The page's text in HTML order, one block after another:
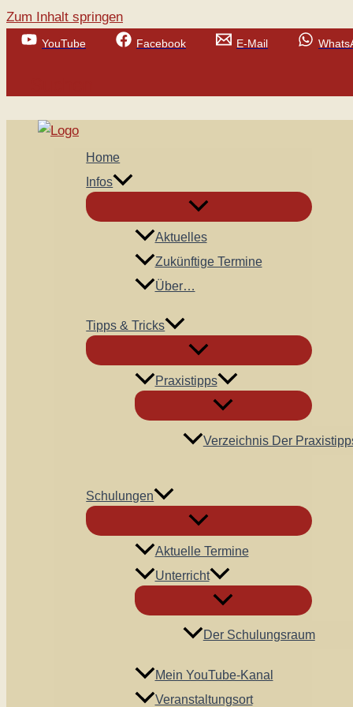
Zum Inhalt springen
YouTube Facebook E-Mail
Home
Infos
Aktuelles
Zukünftige Termine
Über…
Tipps & Tricks
Praxistipps
Verzeichnis Der
Schulungen
Aktuelle Termine
Unterricht
Der Schulungsraum
Mein YouTube-Kanal
Veranstaltungsort